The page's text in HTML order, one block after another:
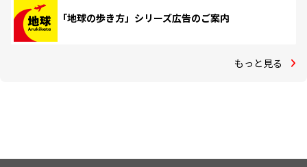
「地球の歩き方」シリーズ広告のご案内
もっと見る